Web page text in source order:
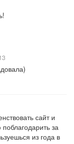
сайт и
за
из года в